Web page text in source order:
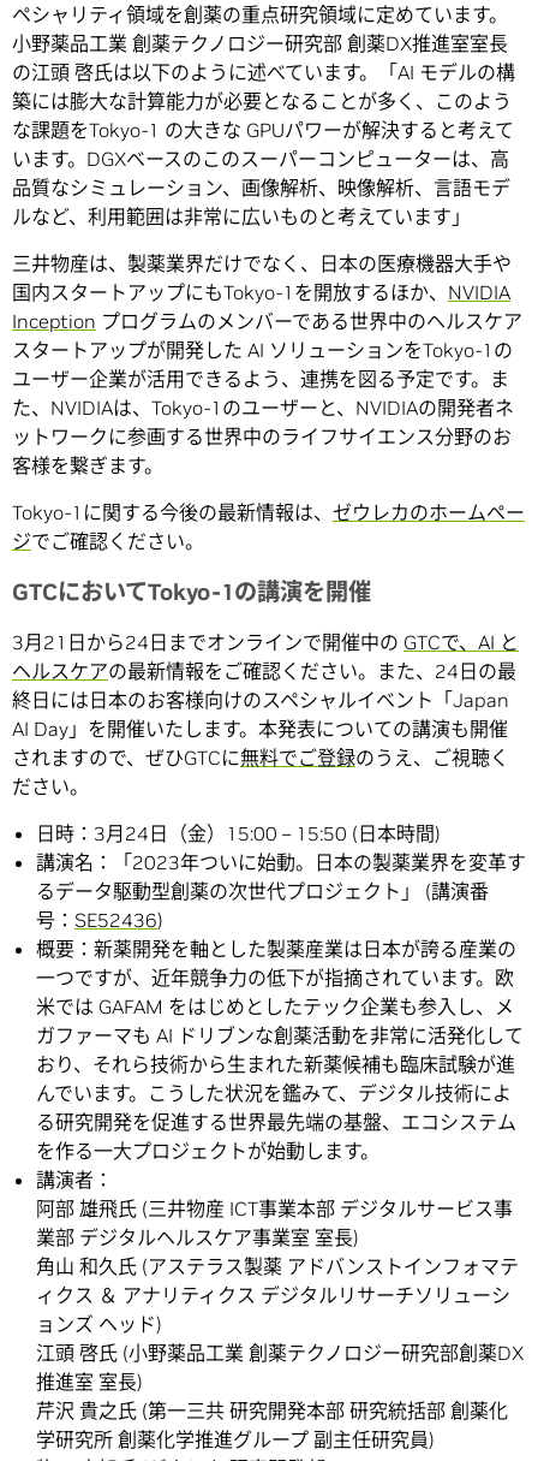
ペシャリティ領域を創薬の重点研究領域に定めています。
小野薬品工業 創薬テクノロジー研究部 創薬DX推進室室長
の江頭 啓氏は以下のように述べています。「AI モデルの構
築には膨大な計算能力が必要となることが多く、このよう
な課題をTokyo-1 の大きな GPUパワーが解決すると考えて
います。DGXベースのこのスーパーコンピューターは、高
品質なシミュレーション、画像解析、映像解析、言語モデ
ルなど、利用範囲は非常に広いものと考えています」
三井物産は、製薬業界だけでなく、日本の医療機器大手や
国内スタートアップにもTokyo-1を開放するほか、 NVIDIA
Inception プログラムのメンバーである世界中のヘルスケア
スタートアップが開発した AI ソリューションをTokyo-1の
ユーザー企業が活用できるよう、連携を図る予定です。ま
た、NVIDIAは、Tokyo-1のユーザーと、NVIDIAの開発者ネ
ットワークに参画する世界中のライフサイエンス分野のお
客様を繋ぎます。
Tokyo-1に関する今後の最新情報は、 ゼウレカのホームペー
ジでご確認ください。
GTCにおいてTokyo-1の講演を開催
3月21日から24日までオンラインで開催中の GTCで、AI と
ヘルスケアの最新情報をご確認ください。また、24日の最
終日には日本のお客様向けのスペシャルイベント「Japan
AI Day」を開催いたします。本発表についての講演も開催
されますので、ぜひGTCに無料でご登録のうえ、ご視聴く
ださい。
日時：3月24日（金）15:00 – 15:50 (日本時間)
講演名：「2023年ついに始動。日本の製薬業界を変革す
るデータ駆動型創薬の次世代プロジェクト」 (講演番
号： SE52436)
概要：新薬開発を軸とした製薬産業は日本が誇る産業の
一つですが、近年競争力の低下が指摘されています。欧
米では GAFAM をはじめとしたテック企業も参入し、メ
ガファーマも AI ドリブンな創薬活動を非常に活発化して
おり、それら技術から生まれた新薬候補も臨床試験が進
んでいます。こうした状況を鑑みて、デジタル技術によ
る研究開発を促進する世界最先端の基盤、エコシステム
を作る一大プロジェクトが始動します。
講演者：
阿部 雄飛氏 (三井物産 ICT事業本部 デジタルサービス事
業部 デジタルヘルスケア事業室 室長)
角山 和久氏 (アステラス製薬 アドバンストインフォマテ
ィクス ＆ アナリティクス デジタルリサーチソリューシ
ョンズ ヘッド)
江頭 啓氏 (小野薬品工業 創薬テクノロジー研究部創薬DX
推進室 室長)
芹沢 貴之氏 (第一三共 研究開発本部 研究統括部 創薬化
学研究所 創薬化学推進グループ 副主任研究員)